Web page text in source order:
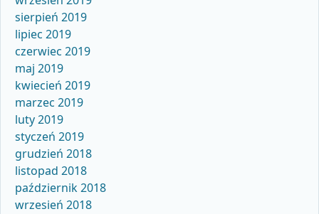
sierpień 2019
lipiec 2019
czerwiec 2019
maj 2019
kwiecień 2019
marzec 2019
luty 2019
styczeń 2019
grudzień 2018
listopad 2018
październik 2018
wrzesień 2018